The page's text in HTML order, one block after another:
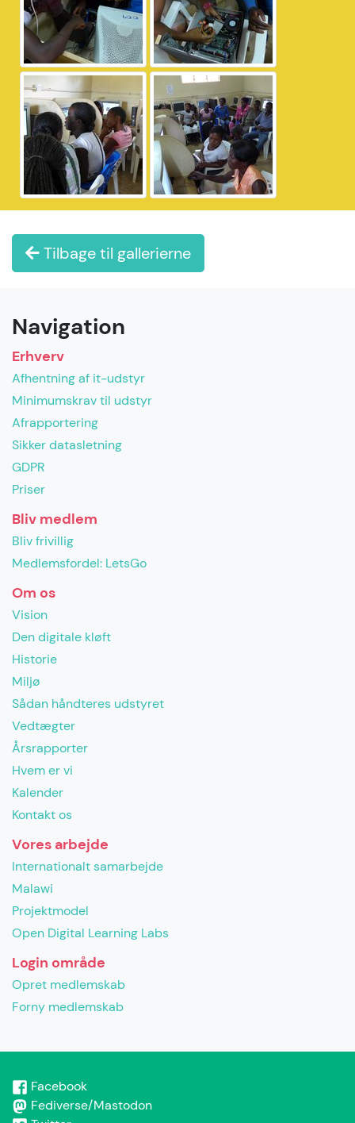
Tilbage til gallerierne
Navigation
Erhverv
Afhentning af it-udstyr
Minimumskrav til udstyr
Afrapportering
Sikker datasletning
GDPR
Priser
Bliv medlem
Bliv frivillig
Medlemsfordel: LetsGo
Om os
Vision
Den digitale kløft
Historie
Miljø
Sådan håndteres udstyret
Vedtægter
Årsrapporter
Hvem er vi
Kalender
Kontakt os
Vores arbejde
Internationalt samarbejde
Malawi
Projektmodel
Open Digital Learning Labs
Login område
Opret medlemskab
Forny medlemskab
Facebook
Fediverse/Mastodon